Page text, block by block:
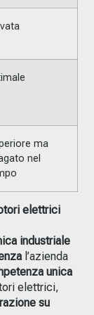
ma
nel
elettrici
industriale
l’azienda
unica
elettrici,
su